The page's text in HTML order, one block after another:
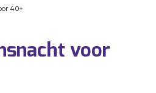
40+
voor